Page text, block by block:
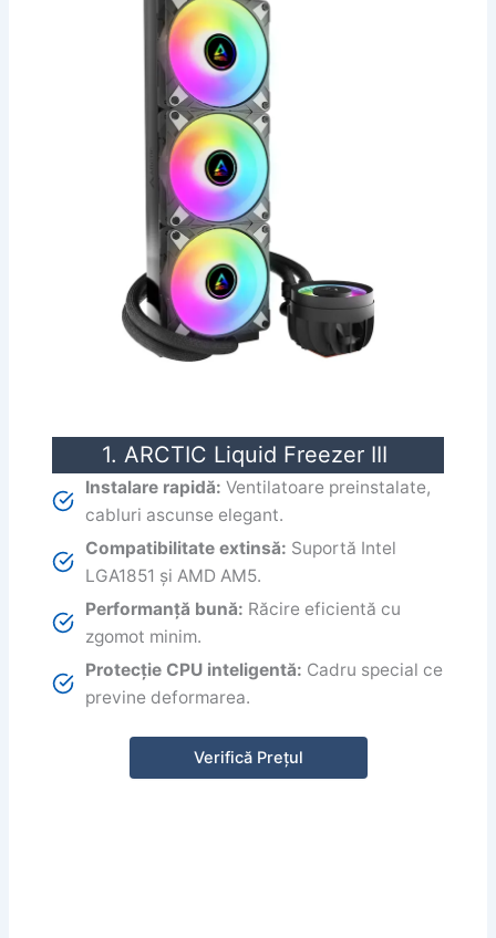
1. ARCTIC Liquid Freezer III
Instalare rapidă: Ventilatoare preinstalate,
cabluri ascunse elegant.
Compatibilitate extinsă: Suportă Intel
LGA1851 și AMD AM5.
Performanță bună: Răcire eficientă cu
zgomot minim.
Protecție CPU inteligentă: Cadru special ce
previne deformarea.
Verifică Prețul